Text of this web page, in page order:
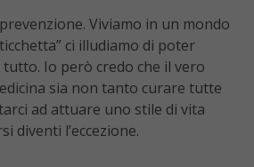
Viviamo in un mondo
ci illudiamo di poter
Io però credo che il vero
sia non tanto curare tutte
ad attuare uno stile di vita
diventi l’eccezione.